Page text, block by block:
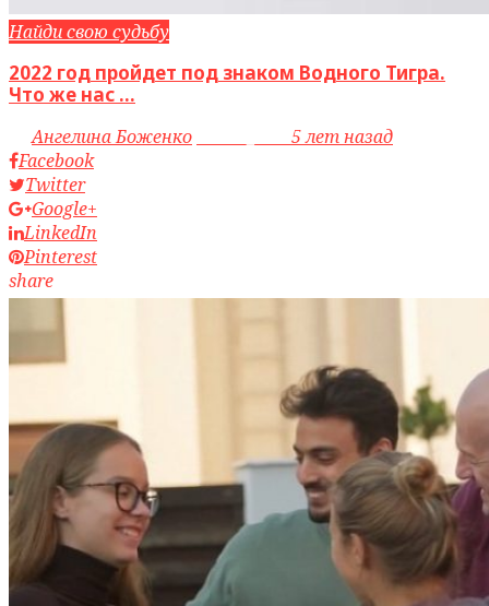
Найди свою судьбу
2022 год пройдет под знаком Водного Тигра.
Что же нас ...
byАнгелина Боженко
5 лет назад
Facebook
Twitter
Google+
LinkedIn
Pinterest
share